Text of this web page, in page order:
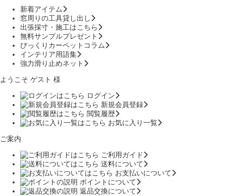
新着アイテム
窓周りの工具貸し出し
出張採寸・施工はこちら
無料サンプルプレゼント
びっくりカーペットコラム
インテリア用語集
強力滑り止めネット
ようこそ ゲスト 様
ログイン
新規会員登録
閲覧履歴
お気に入り一覧
ご案内
ご利用ガイド
送料について
お支払いについて
ポイントについて
返品交換について